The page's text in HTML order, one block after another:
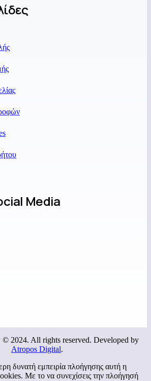
Media
© 2024. All rights reserved. Developed by
Atropos Digital.
δυνατή εμπειρία πλοήγησης αυτή η
Με το να συνεχίσεις την πλοήγησή